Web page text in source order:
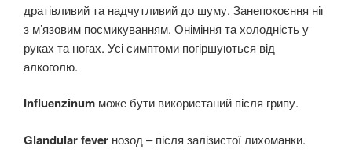
дратівливий та надчутливий до шуму. Занепокоєння ніг
з м’язовим посмикуванням. Оніміння та холодність у
руках та ногах. Усі симптоми погіршуються від
алкоголю.
Influenzinum може бути використаний після грипу.
Glandular fever нозод – після залізистої лихоманки.